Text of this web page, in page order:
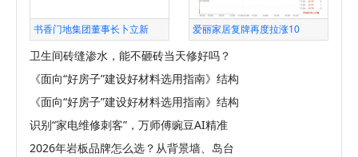
书香门地集团董事长卜立新 爱丽家居复牌再度拉涨10
卫生间砖缝渗水，能不砸砖当天修好吗？
《面向“好房子”建设好材料选用指南》结构
《面向“好房子”建设好材料选用指南》结构
识别“家电维修刺客”，万师傅豌豆AI精准
2026年岩板品牌怎么选？从背景墙、岛台